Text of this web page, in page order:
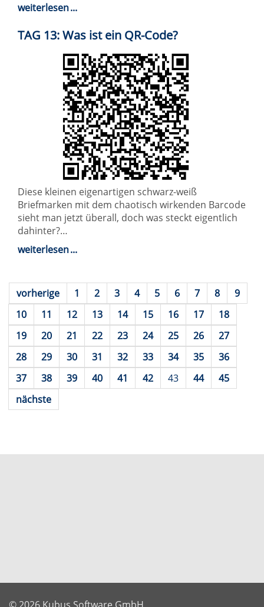
weiterlesen
TAG 13: Was ist ein QR-Code?
Diese kleinen eigenartigen schwarz-weiß
Briefmarken mit dem chaotisch wirkenden Barcode
sieht man jetzt überall, doch was steckt eigentlich
dahinter?…
weiterlesen
vorherige 1 2 3 4 5 6 7 8
9
10
11 12 13 14 15 16 17
18
19
20 21 22 23 24 25 26
27
28
29 30 31 32 33 34 35
36
37
38 39 40 41 42 43 44
45
nächste